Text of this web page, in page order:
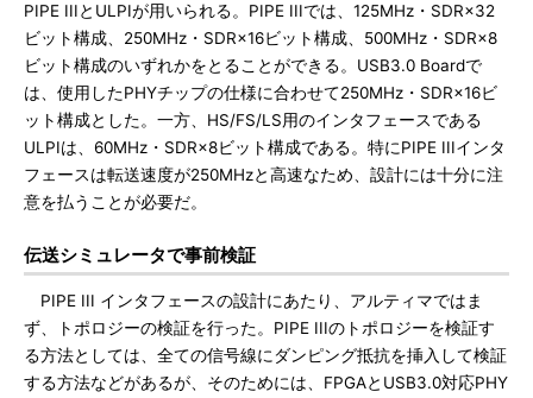
PIPE IIIとULPIが用いられる。PIPE IIIでは、125MHz・SDR×32
ビット構成、250MHz・SDR×16ビット構成、500MHz・SDR×8
ビット構成のいずれかをとることができる。USB3.0 Boardで
は、使用したPHYチップの仕様に合わせて250MHz・SDR×16ビ
ット構成とした。一方、HS/FS/LS用のインタフェースである
ULPIは、60MHz・SDR×8ビット構成である。特にPIPE IIIインタ
フェースは転送速度が250MHzと高速なため、設計には十分に注
意を払うことが必要だ。
伝送シミュレータで事前検証
PIPE III インタフェースの設計にあたり、アルティマではま
ず、トポロジーの検証を行った。PIPE IIIのトポロジーを検証す
る方法としては、全ての信号線にダンピング抵抗を挿入して検証
する方法などがあるが、そのためには、FPGAとUSB3.0対応PHY